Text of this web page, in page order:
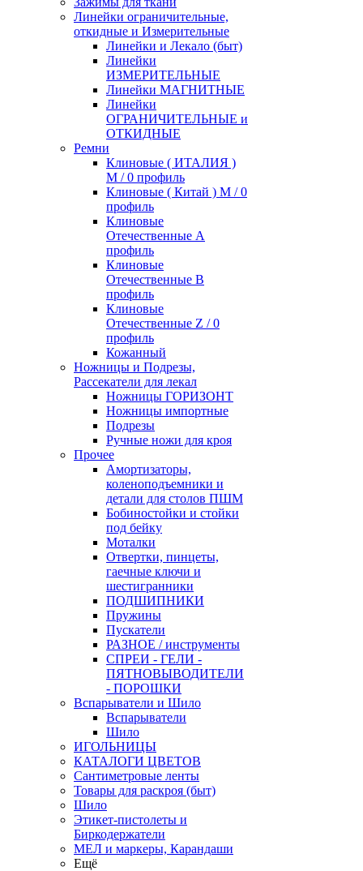
Линейки ограничительные,
откидные и Измерительные
Линейки и Лекало (быт)
Линейки
ИЗМЕРИТЕЛЬНЫЕ
Линейки МАГНИТНЫЕ
Линейки
ОГРАНИЧИТЕЛЬНЫЕ и
ОТКИДНЫЕ
Ремни
Клиновые ( ИТАЛИЯ )
М / 0 профиль
Клиновые ( Китай ) М / 0
профиль
Клиновые
Отечественные А
профиль
Клиновые
Отечественные В
профиль
Клиновые
Отечественные Z / 0
профиль
Кожанный
Ножницы и Подрезы,
Рассекатели для лекал
Ножницы ГОРИЗОНТ
Ножницы импортные
Подрезы
Ручные ножи для кроя
Прочее
Амортизаторы,
коленоподъемники и
детали для столов ПШМ
Бобиностойки и стойки
под бейку
Моталки
Отвертки, пинцеты,
гаечные ключи и
шестигранники
ПОДШИПНИКИ
Пружины
Пускатели
РАЗНОЕ / инструменты
СПРЕИ - ГЕЛИ -
ПЯТНОВЫВОДИТЕЛИ
- ПОРОШКИ
Вспарыватели и Шило
Вспарыватели
Шило
ИГОЛЬНИЦЫ
КАТАЛОГИ ЦВЕТОВ
Сантиметровые ленты
Товары для раскроя (быт)
Шило
Этикет-пистолеты и
Биркодержатели
МЕЛ и маркеры, Карандаши
Ещё